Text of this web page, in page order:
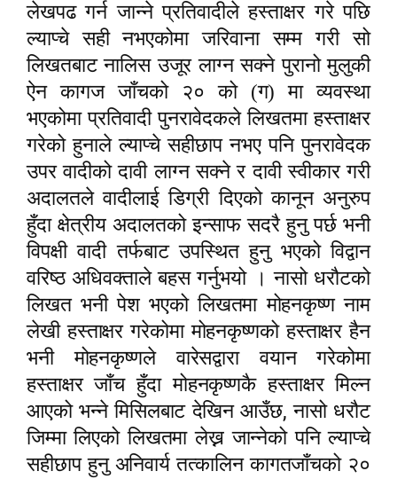
लेखपढ गर्न जान्ने प्रतिवादीले हस्ताक्षर गरे पछि
ल्याप्चे सही नभएकोमा जरिवाना सम्म गरी सो
लिखतबाट नालिस उजूर लाग्न सक्ने पुरानो मुलुकी
ऐन कागज जाँचको २० को (ग) मा व्यवस्था
भएकोमा प्रतिवादी पुनरावेदकले लिखतमा हस्ताक्षर
गरेको हुनाले ल्याप्चे सहीछाप नभए पनि पुनरावेदक
उपर वादीको दावी लाग्न सक्ने र दावी स्वीकार गरी
अदालतले वादीलाई डिग्री दिएको कानून अनुरुप
हुँदा क्षेत्रीय अदालतको इन्साफ सदरै हुनु पर्छ भनी
विपक्षी वादी तर्फबाट उपस्थित हुनु भएको विद्वान
वरिष्ठ अधिवक्ताले बहस गर्नुभयो । नासो धरौटको
लिखत भनी पेश भएको लिखतमा मोहनकृष्ण नाम
लेखी हस्ताक्षर गरेकोमा मोहनकृष्णको हस्ताक्षर हैन
भनी मोहनकृष्णले वारेसद्वारा वयान गरेकोमा
हस्ताक्षर जाँच हुँदा मोहनकृष्णकै हस्ताक्षर मिल्न
आएको भन्ने मिसिलबाट देखिन आउँछ,नासो धरौट
जिम्मा लिएको लिखतमा लेख्न जान्नेको पनि ल्याप्चे
सहीछाप हुनु अनिवार्य तत्कालिन कागतजाँचको २०